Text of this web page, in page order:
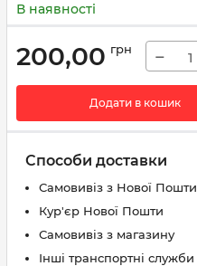
В наявності
200,00 грн −
Додати в кошик
Способи доставки
Самовивіз з Нової Пошти
Кур'єр Нової Пошти
Самовивіз з магазину
Інші транспортні служби